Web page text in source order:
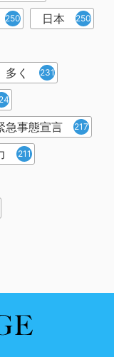
250 日本 250
多く 231
急事態宣言 217
211